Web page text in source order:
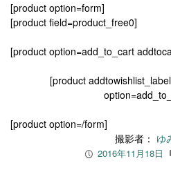
[product option=form]
[product field=product_free0]
[product option=add_to_cart
[product
[product option=/form]
撮影者： ゆ
P 2016年11月18日